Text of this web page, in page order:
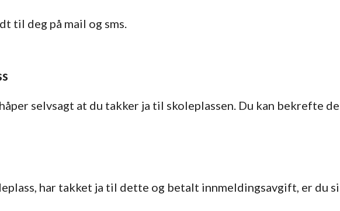
til deg på mail og sms.
selvsagt at du takker ja til skoleplassen. Du kan bekrefte
har takket ja til dette og betalt innmeldingsavgift, er du